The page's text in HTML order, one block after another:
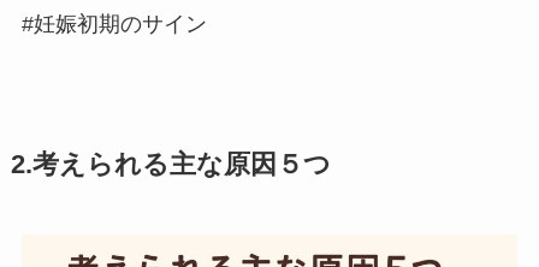
#妊娠初期のサイン
2.考えられる主な原因５つ